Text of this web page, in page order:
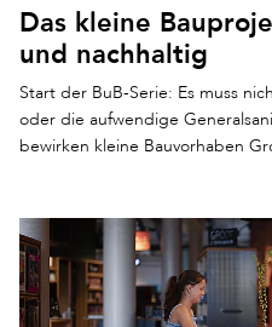
Das kleine
und nachhaltig
Start der BuB-Serie: Es muss
oder die aufwendige
bewirken kleine Bauvorhaben